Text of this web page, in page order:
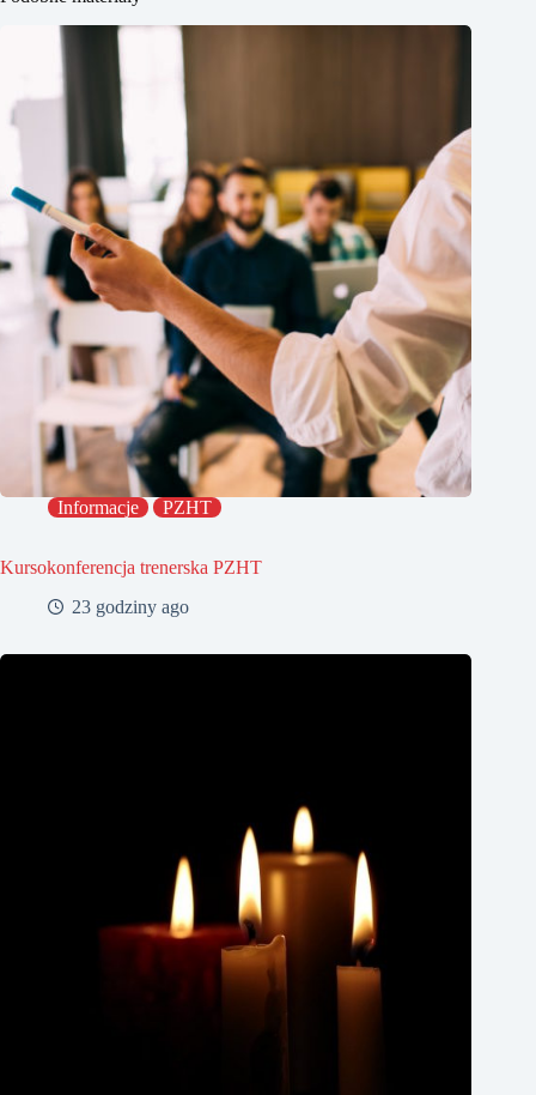
Informacje PZHT
Kursokonferencja trenerska PZHT
23 godziny ago